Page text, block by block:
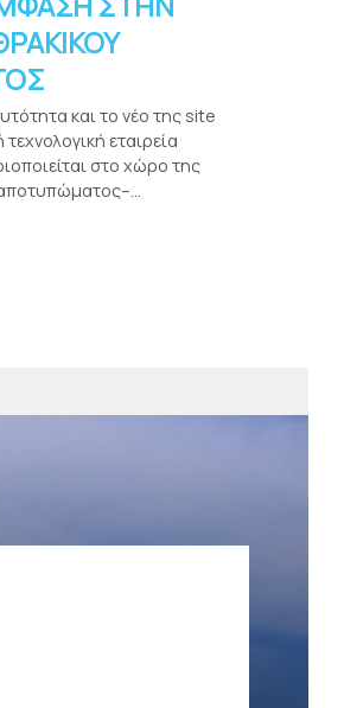
και το νέο της site
εταιρεία
στο χώρο της